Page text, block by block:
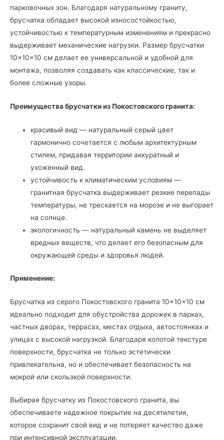
парковочных зон. Благодаря натуральному граниту,
брусчатка обладает высокой износостойкостью,
устойчивостью к температурным изменениям и прекрасно
выдерживает механические нагрузки. Размер брусчатки
10×10×10 см делает ее универсальной и удобной для
монтажа, позволяя создавать как классические, так и
более сложные узоры.
Преимущества брусчатки из Покостовского гранита:
красивый вид — натуральный серый цвет
гармонично сочетается с любым архитектурным
стилем, придавая территории аккуратный и
ухоженный вид.
устойчивость к климатическим условиям —
гранитная брусчатка выдерживает резкие перепады
температуры, не трескается на морозе и не выгорает
на солнце.
экологичность — натуральный камень не выделяет
вредных веществ, что делает его безопасным для
окружающей среды и здоровья людей.
Применение:
Брусчатка из серого Покостовского гранита 10×10×10 см
идеально подходит для обустройства дорожек в парках,
частных дворах, террасах, местах отдыха, автостоянках и
улицах с высокой нагрузкой. Благодаря колотой текстуре
поверхности, брусчатка не только эстетически
привлекательна, но и обеспечивает безопасность на
мокрой или скользкой поверхности.
Выбирая брусчатку из Покостовского гранита, вы
обеспечиваете надежное покрытие на десятилетия,
которое сохранит свой вид и не потеряет качество даже
при интенсивной эксплуатации.